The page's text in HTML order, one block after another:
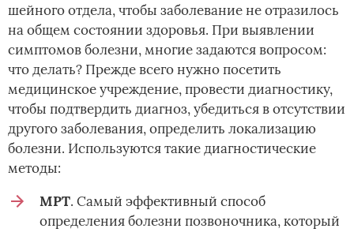
шейного отдела, чтобы заболевание не отразилось
на общем состоянии здоровья. При выявлении
симптомов болезни, многие задаются вопросом:
что делать? Прежде всего нужно посетить
медицинское учреждение, провести диагностику,
чтобы подтвердить диагноз, убедиться в отсутствии
другого заболевания, определить локализацию
болезни. Используются такие диагностические
методы:
МРТ. Самый эффективный способ
определения болезни позвоночника, который